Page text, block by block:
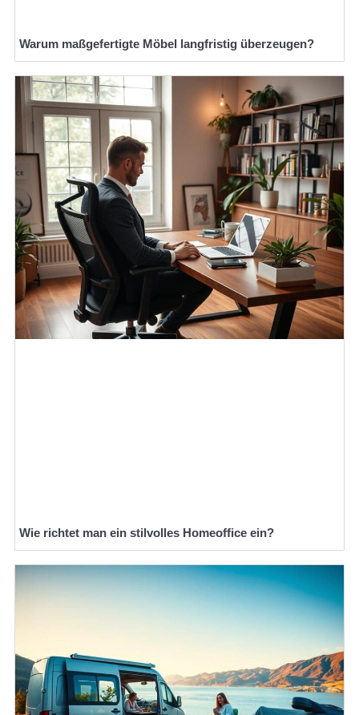
Warum maßgefertigte Möbel langfristig überzeugen?
Wie richtet man ein stilvolles Homeoffice ein?